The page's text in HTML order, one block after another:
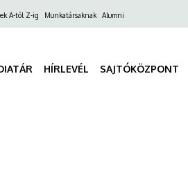
A-tól Z-ig Munkatársaknak Alumni
HÍRLEVÉL SAJTÓKÖZPONT